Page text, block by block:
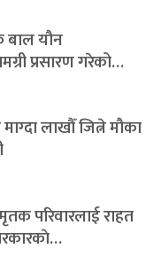
बाल यौन
प्रसारण गरेको…
लाखौँ जित्ने मौका
परिवारलाई राहत